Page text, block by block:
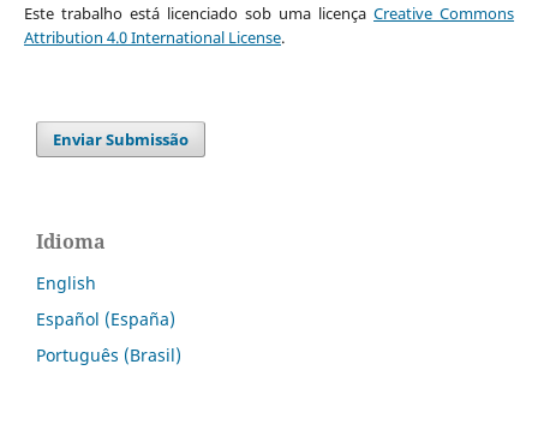
Este trabalho está licenciado sob uma licençaCreative Commons
Attribution 4.0 International License.
Enviar Submissão
Idioma
English
Español (España)
Português (Brasil)